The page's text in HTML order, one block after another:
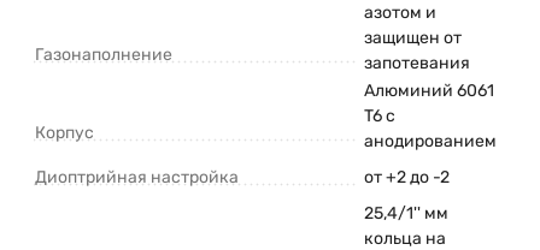
Газонаполнение
азотом и
защищен от
запотевания
Корпус
Алюминий 6061
T6 с
анодированием
Диоптрийная настройка
от +2 до -2
25,4/1'' мм
кольца на